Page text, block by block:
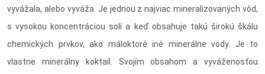
vyvážala, alebo vyváža. Je jednou z najviac mineralizovaných vôd,
s vysokou koncentráciou solí a keď obsahuje takú širokú škálu
chemických prvkov, ako máloktoré iné minerálne vody. Je to
vlastne minerálny koktail. Svojím obsahom a vyváženosťou